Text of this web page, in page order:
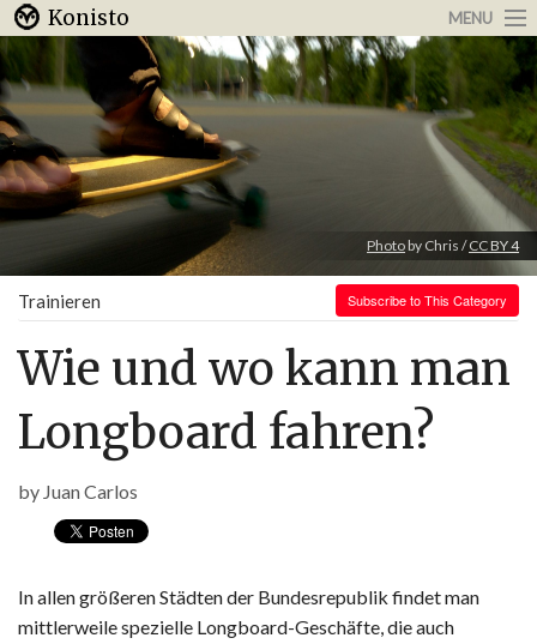
Konisto MENU
Arbeit & Karriere
Internet
Urlaub & Reisen
Photoby Chris /CC BY 4
Trainieren Subscribe to This Category
Wie und wo kann man
Longboard fahren?
by Juan Carlos
In allen größeren Städten der Bundesrepublik findet man
mittlerweile spezielle Longboard-Geschäfte, die auch